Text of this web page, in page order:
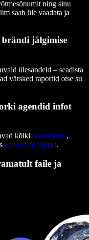
ning sinu
saab üle vaadata ja
brändi jälgimise
ülesandeid – seadista
värsked raportid otse su
agendid infot
kõiki dokumente,
Speechify Worki.
faile ja